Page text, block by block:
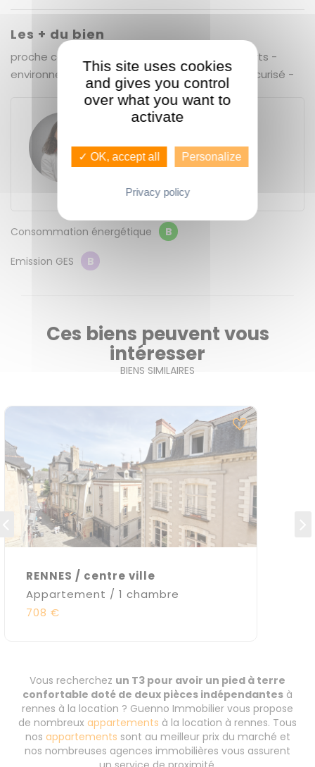
Les + du bien
proche commerces - proche école et transports -
environnement verdoyant - stationnement sécurisé -
GUENNO - GUENNO LOCATION
11 place du Bas des Lices
35000Rennes
Consommation énergétique B
Emission GES B
Ces biens peuvent vous
intéresser
BIENS SIMILAIRES
RENNES / centre ville
Appartement / 1 chambre
708 €
Vous recherchez un T3 pour avoir un pied à terre
confortable doté de deux pièces indépendantes à
rennes à la location ? Guenno Immobilier vous propose
de nombreux appartements à la location à rennes. Tous
nos appartements sont au meilleur prix du marché et
nos nombreuses agences immobilières vous assurent
This site uses cookies
and gives you control
over what you want to
activate
✓ OK, accept all Personalize
Privacy policy